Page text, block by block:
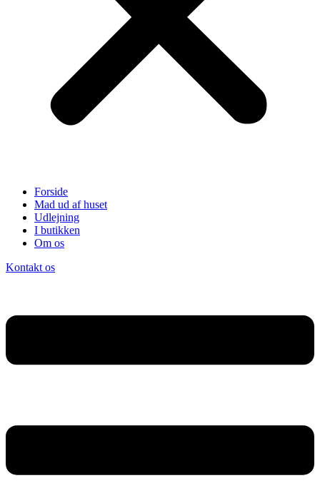
Forside
Mad ud af huset
Udlejning
I butikken
Om os
Kontakt os